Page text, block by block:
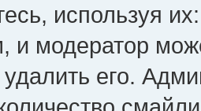
используя
и модератор
его.